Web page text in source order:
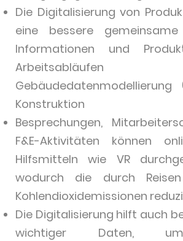
Die Digitalisierung von
eine bessere
Informationen und
Konstruktion
Besprechungen,
F&E-Aktivitäten können
Hilfsmitteln wie VR
wodurch die durch
Kohlendioxidemissionen
Die Digitalisierung hilft auch
wichtiger Daten,